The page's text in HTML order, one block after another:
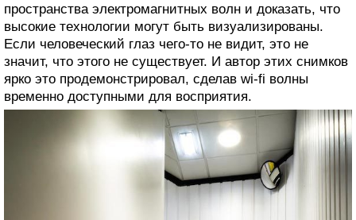
пространства электромагнитных волн и доказать, что
высокие технологии могут быть визуализированы.
Если человеческий глаз чего-то не видит, это не
значит, что этого не существует. И автор этих снимков
ярко это продемонстрировал, сделав wi-fi волны
временно доступными для восприятия.